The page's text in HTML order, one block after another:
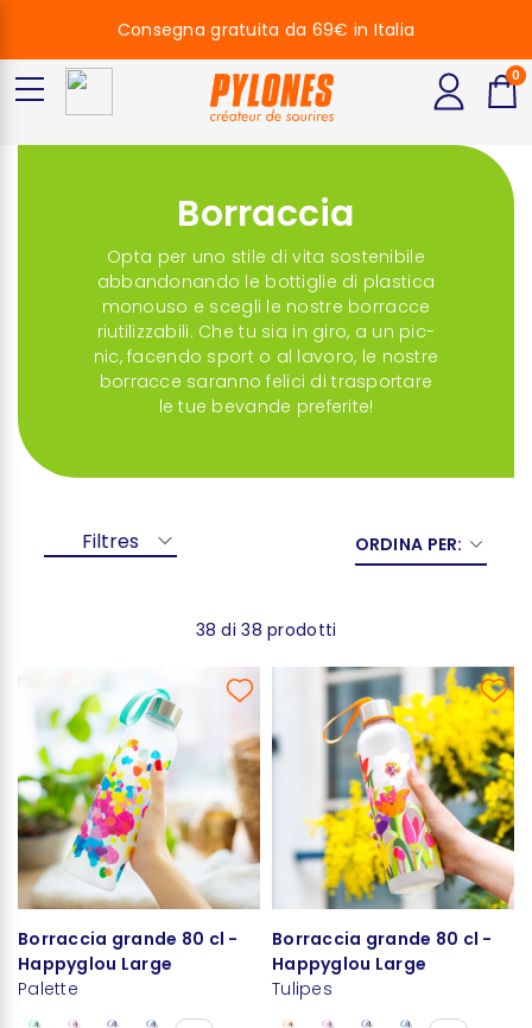
Borraccia
Opta per uno stile di vita sostenibile
abbandonando le bottiglie di plastica
monouso e scegli le nostre borracce
riutilizzabili. Che tu sia in giro, a un pic-
nic, facendo sport o al lavoro, le nostre
borracce saranno felici di trasportare
le tue bevande preferite!
Filtres ORDINA PER:
38 di 38 prodotti
Borraccia grande 80 cl -
Happyglou Large
Palette
Borraccia grande 80 cl -
Happyglou Large
Tulipes
Consegna gratuita da 69€ in Italia
0